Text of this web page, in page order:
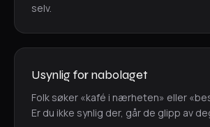
selv.
Usynlig for nabolaget
Folk søker «kafé i nærheten» eller
Er du ikke synlig der, går de glipp av